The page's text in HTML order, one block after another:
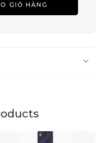
GIỎ HÀNG